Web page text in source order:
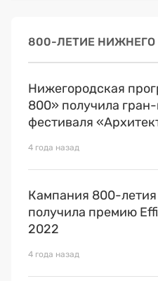
800-ЛЕТИЕ НИЖНЕГО
Нижегородская
800» получила
фестиваля
4 года назад
Кампания 800-
получила премию
2022
4 года назад